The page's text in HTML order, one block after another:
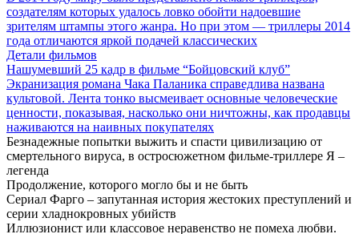
создателям которых удалось ловко обойти надоевшие
зрителям штампы этого жанра. Но при этом — триллеры 2014
года отличаются яркой подачей классических
Детали фильмов
Нашумевший 25 кадр в фильме “Бойцовский клуб”
Экранизация романа Чака Паланика справедлива названа
культовой. Лента тонко высмеивает основные человеческие
ценности, показывая, насколько они ничтожны, как продавцы
наживаются на наивных покупателях
Безнадежные попытки выжить и спасти цивилизацию от
смертельного вируса, в остросюжетном фильме-триллере Я –
легенда
Продолжение, которого могло бы и не быть
Сериал Фарго – запутанная история жестоких преступлений и
серии хладнокровных убийств
Иллюзионист или классовое неравенство не помеха любви.